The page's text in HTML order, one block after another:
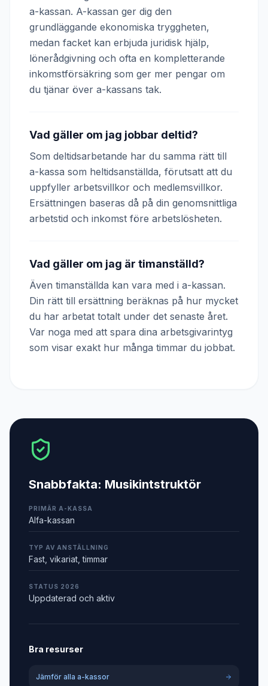
a-kassan. A-kassan ger dig den
grundläggande ekonomiska tryggheten,
medan facket kan erbjuda juridisk hjälp,
lönerådgivning och ofta en kompletterande
inkomstförsäkring som ger mer pengar om
du tjänar över a-kassans tak.
Vad gäller om jag jobbar deltid?
Som deltidsarbetande har du samma rätt till
a-kassa som heltidsanställda, förutsatt att du
uppfyller arbetsvillkor och medlemsvillkor.
Ersättningen baseras då på din genomsnittliga
arbetstid och inkomst före arbetslösheten.
Vad gäller om jag är timanställd?
Även timanställda kan vara med i a-kassan.
Din rätt till ersättning beräknas på hur mycket
du har arbetat totalt under det senaste året.
Var noga med att spara dina arbetsgivarintyg
som visar exakt hur många timmar du jobbat.
Snabbfakta: Musikintstruktör
PRIMÄR A-KASSA
Alfa-kassan
TYP AV ANSTÄLLNING
Fast, vikariat, timmar
STATUS 2026
Uppdaterad och aktiv
Bra resurser
Jämför alla a-kassor